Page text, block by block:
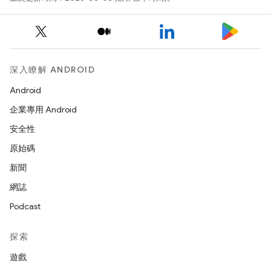
深入瞭解 ANDROID
Android
企業專用 Android
安全性
原始碼
新聞
網誌
Podcast
探索
遊戲